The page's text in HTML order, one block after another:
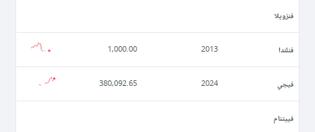
فنزويلا
فنلندا 2013
1,000.00
فيجي 2024
380,092.65
فييتنام